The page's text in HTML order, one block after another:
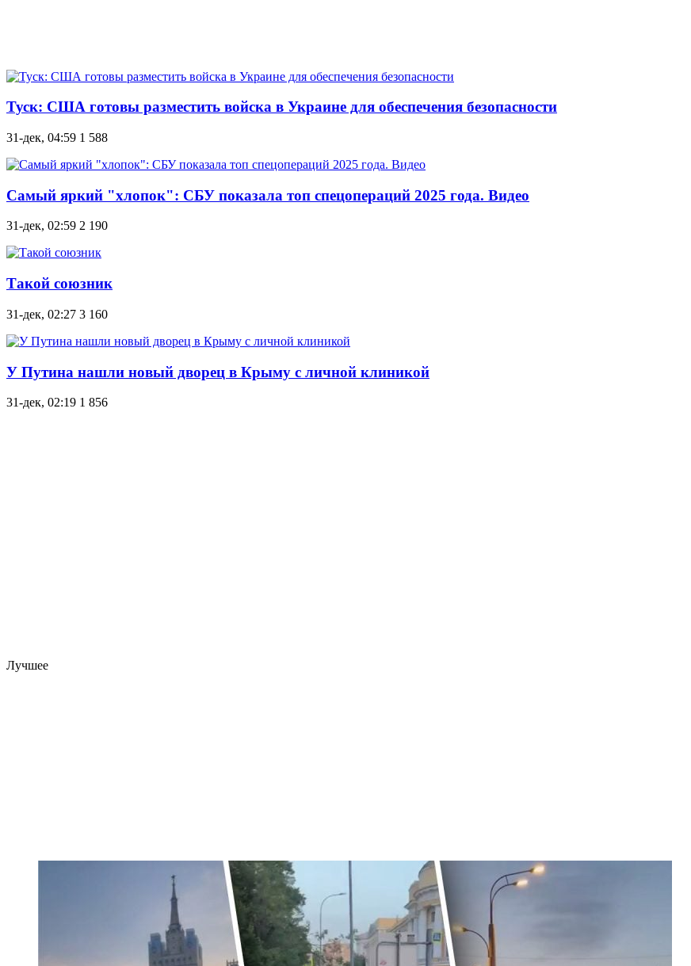
Туск: США готовы разместить войска в Украине для обеспечения безопасности
31-дек, 04:59 1 588
Самый яркий "хлопок": СБУ показала топ спецопераций 2025 года. Видео
31-дек, 02:59 2 190
Такой союзник
31-дек, 02:27 3 160
У Путина нашли новый дворец в Крыму с личной клиникой
31-дек, 02:19 1 856
Лучшее